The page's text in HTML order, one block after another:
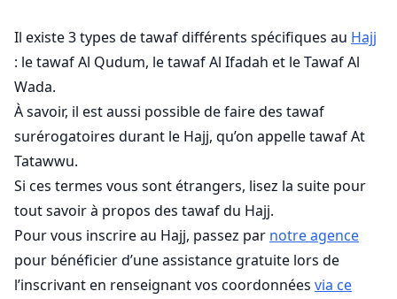
Il existe 3 types de tawaf différents spécifiques au Hajj
: le tawaf Al Qudum, le tawaf Al Ifadah et le Tawaf Al
Wada.
À savoir, il est aussi possible de faire des tawaf
surérogatoires durant le Hajj, qu’on appelle tawaf At
Tatawwu.
Si ces termes vous sont étrangers, lisez la suite pour
tout savoir à propos des tawaf du Hajj.
Pour vous inscrire au Hajj, passez par notre agence
pour bénéficier d’une assistance gratuite lors de
l’inscrivant en renseignant vos coordonnées via ce